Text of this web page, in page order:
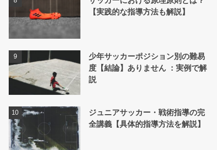
【実践的な指導方法も解説】
少年サッカーポジション別の難易
度【結論】ありません ：実例で解
説
ジュニアサッカー・戦術指導の完
全講義【具体的指導方法を解説】